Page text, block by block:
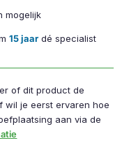
mogelijk
15 jaar dé specialist
of dit product de
wil je eerst ervaren hoe
aan via de